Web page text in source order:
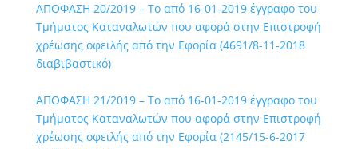
ΑΠΟΦΑΣΗ 20/2019 – Το από 16-01-2019 έγγραφο του
Τμήματος Καταναλωτών που αφορά στην Επιστροφή
χρέωσης οφειλής από την Εφορία (4691/8-11-2018
διαβιβαστικό)
ΑΠΟΦΑΣΗ 21/2019 – Το από 16-01-2019 έγγραφο του
Τμήματος Καταναλωτών που αφορά στην Επιστροφή
χρέωσης οφειλής από την Εφορία (2145/15-6-2017